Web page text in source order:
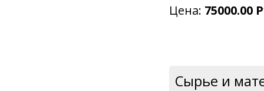
Цена: 75000.00
Сырье и